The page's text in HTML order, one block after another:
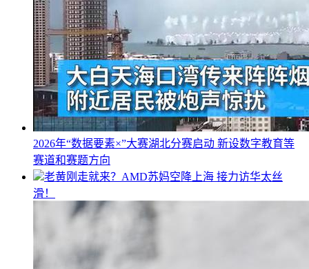
2026年“数据要素×”大赛湖北分赛启动 新设数字教育等
赛道和赛题方向
老黄刚走就来？AMD苏妈空降上海 接力访华太丝
滑！